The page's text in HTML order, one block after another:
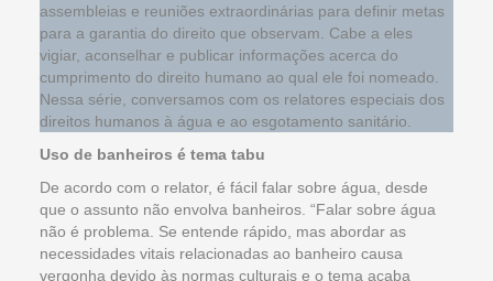
assembleias e reuniões extraordinárias para definir metas
para a garantia do direito que observam. Cabe a eles
vigiar, aconselhar e publicar informações acerca do
cumprimento do direito humano ao qual ele foi nomeado.
Nessa série, conversamos com os relatores especiais dos
direitos humanos à água e ao esgotamento sanitário.
Uso de banheiros é tema tabu
De acordo com o relator, é fácil falar sobre água, desde
que o assunto não envolva banheiros. “Falar sobre água
não é problema. Se entende rápido, mas abordar as
necessidades vitais relacionadas ao banheiro causa
vergonha devido às normas culturais e o tema acaba